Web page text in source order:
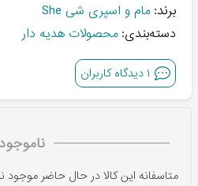
برند: مام و اسپری شی She
دسته‌بندی: محصولات هدیه دار
۱دیدگاه کاربران
ناموجود
متاسفانه این کالا در حال حاضر